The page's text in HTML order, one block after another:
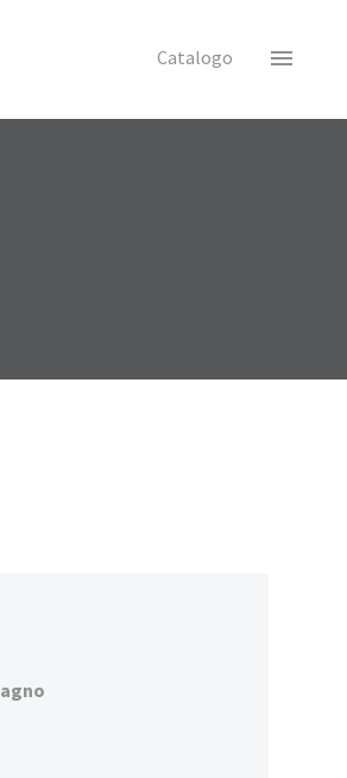
Catalogo